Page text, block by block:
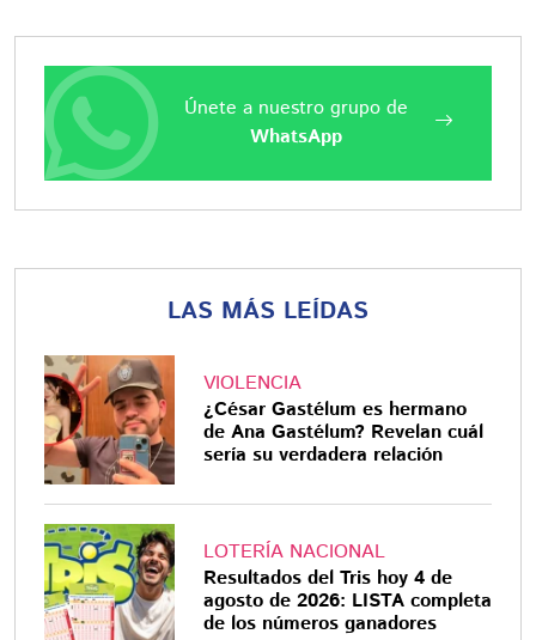
Únete a nuestro grupo de
WhatsApp
LAS MÁS LEÍDAS
VIOLENCIA
¿César Gastélum es hermano
de Ana Gastélum? Revelan cuál
sería su verdadera relación
LOTERÍA NACIONAL
Resultados del Tris hoy 4 de
agosto de 2026: LISTA completa
de los números ganadores